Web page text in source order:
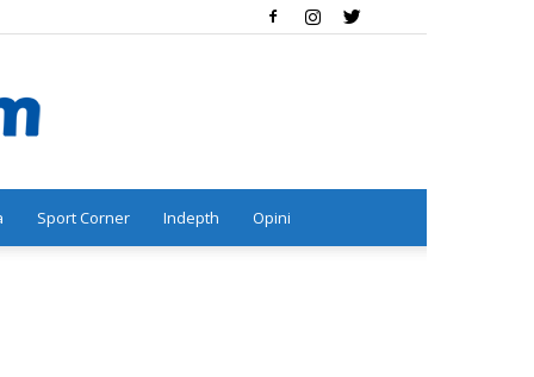
Sport Corner Indepth Opini